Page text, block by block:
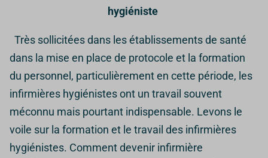
hygiéniste
Très sollicitées dans les établissements de santé
dans la mise en place de protocole et la formation
du personnel, particulièrement en cette période, les
infirmières hygiénistes ont un travail souvent
méconnu mais pourtant indispensable. Levons le
voile sur la formation et le travail des infirmières
hygiénistes. Comment devenir infirmière